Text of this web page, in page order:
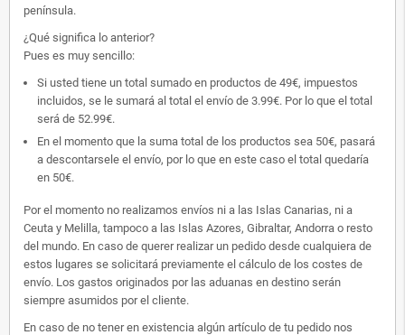
península.
¿Qué significa lo anterior?
Pues es muy sencillo:
Si usted tiene un total sumado en productos de 49€, impuestos
incluidos, se le sumará al total el envío de 3.99€. Por lo que el total
será de 52.99€.
En el momento que la suma total de los productos sea 50€, pasará
a descontarsele el envío, por lo que en este caso el total quedaría
en 50€.
Por el momento no realizamos envíos ni a las Islas Canarias, ni a
Ceuta y Melilla, tampoco a las Islas Azores, Gibraltar, Andorra o resto
del mundo. En caso de querer realizar un pedido desde cualquiera de
estos lugares se solicitará previamente el cálculo de los costes de
envío. Los gastos originados por las aduanas en destino serán
siempre asumidos por el cliente.
En caso de no tener en existencia algún artículo de tu pedido nos